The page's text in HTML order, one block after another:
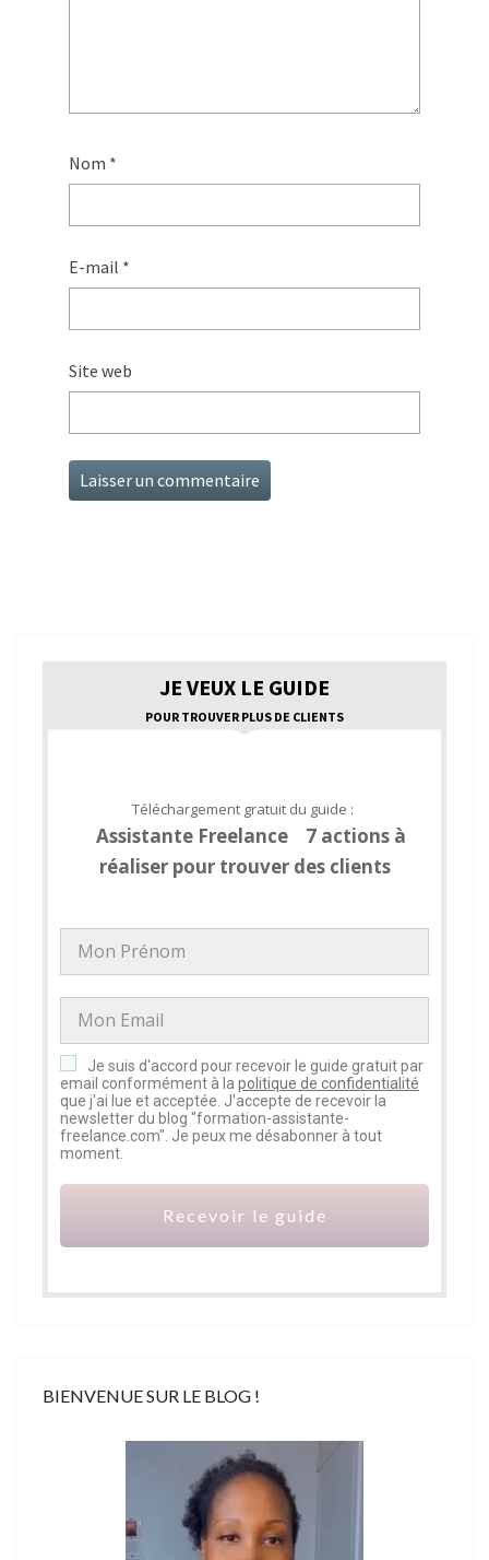
Nom *
E-mail *
Site web
JE VEUX LE GUIDE
POUR TROUVER PLUS DE CLIENTS
Téléchargement gratuit du guide :
Assistante Freelance 7 actions à
réaliser pour trouver des clients
Je suis d'accord pour recevoir le guide gratuit par
email conformément à la politique de confidentialité
que j'ai lue et acceptée. J'accepte de recevoir la
newsletter du blog "formation-assistante-
freelance.com". Je peux me désabonner à tout
moment.
Recevoir le guide
BIENVENUE SUR LE BLOG !